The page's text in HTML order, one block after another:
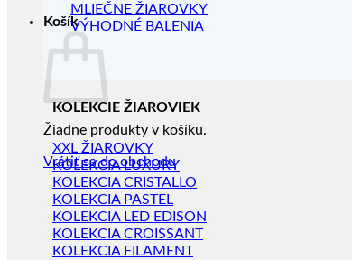
Košík
Žiadne produkty v košíku.
Vrátiť sa do obchodu
MLIEČNE ŽIAROVKY
VÝHODNÉ BALENIA
KOLEKCIE ŽIAROVIEK
XXL ŽIAROVKY
KOLEKCIA LUXURY
KOLEKCIA CRISTALLO
KOLEKCIA PASTEL
KOLEKCIA LED EDISON
KOLEKCIA CROISSANT
KOLEKCIA FILAMENT